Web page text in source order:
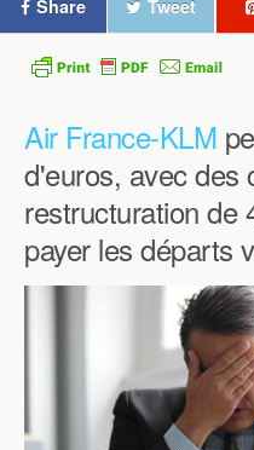
Share Tweet
Air France-KLM
d'euros, avec des
restructuration de
payer les départs